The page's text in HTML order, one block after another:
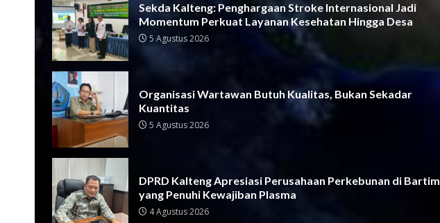
Sekda Kalteng: Penghargaan Stroke Internasional Jadi
Momentum Perkuat Layanan Kesehatan Hingga Desa
5 Agustus 2026
Organisasi Wartawan Butuh Kualitas, Bukan Sekadar
Kuantitas
5 Agustus 2026
DPRD Kalteng Apresiasi Perusahaan Perkebunan di Bartim
yang Penuhi Kewajiban Plasma
4 Agustus 2026